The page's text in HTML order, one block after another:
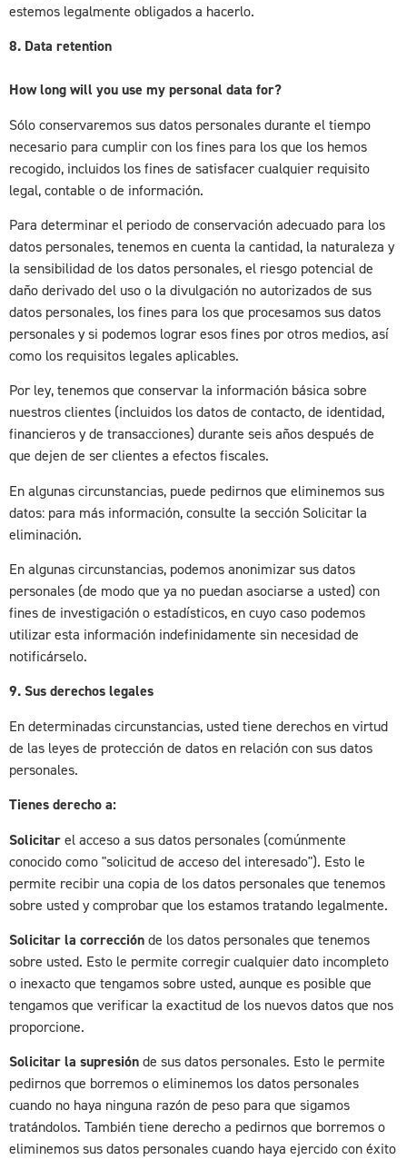
estemos legalmente obligados a hacerlo.
8. Data retention
How long will you use my personal data for?
Sólo conservaremos sus datos personales durante el tiempo
necesario para cumplir con los fines para los que los hemos
recogido, incluidos los fines de satisfacer cualquier requisito
legal, contable o de información.
Para determinar el periodo de conservación adecuado para los
datos personales, tenemos en cuenta la cantidad, la naturaleza y
la sensibilidad de los datos personales, el riesgo potencial de
daño derivado del uso o la divulgación no autorizados de sus
datos personales, los fines para los que procesamos sus datos
personales y si podemos lograr esos fines por otros medios, así
como los requisitos legales aplicables.
Por ley, tenemos que conservar la información básica sobre
nuestros clientes (incluidos los datos de contacto, de identidad,
financieros y de transacciones) durante seis años después de
que dejen de ser clientes a efectos fiscales.
En algunas circunstancias, puede pedirnos que eliminemos sus
datos: para más información, consulte la sección Solicitar la
eliminación.
En algunas circunstancias, podemos anonimizar sus datos
personales (de modo que ya no puedan asociarse a usted) con
fines de investigación o estadísticos, en cuyo caso podemos
utilizar esta información indefinidamente sin necesidad de
notificárselo.
9. Sus derechos legales
En determinadas circunstancias, usted tiene derechos en virtud
de las leyes de protección de datos en relación con sus datos
personales.
Tienes derecho a:
Solicitarel acceso a sus datos personales (comúnmente
conocido como "solicitud de acceso del interesado"). Esto le
permite recibir una copia de los datos personales que tenemos
sobre usted y comprobar que los estamos tratando legalmente.
Solicitar la correcciónde los datos personales que tenemos
sobre usted. Esto le permite corregir cualquier dato incompleto
o inexacto que tengamos sobre usted, aunque es posible que
tengamos que verificar la exactitud de los nuevos datos que nos
proporcione.
Solicitar la supresiónde sus datos personales. Esto le permite
pedirnos que borremos o eliminemos los datos personales
cuando no haya ninguna razón de peso para que sigamos
tratándolos. También tiene derecho a pedirnos que borremos o
eliminemos sus datos personales cuando haya ejercido con éxito